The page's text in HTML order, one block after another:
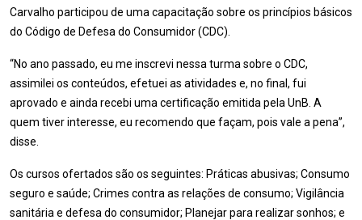
Carvalho participou de uma capacitação sobre os princípios básicos
do Código de Defesa do Consumidor (CDC).
“No ano passado, eu me inscrevi nessa turma sobre o CDC,
assimilei os conteúdos, efetuei as atividades e, no final, fui
aprovado e ainda recebi uma certificação emitida pela UnB. A
quem tiver interesse, eu recomendo que façam, pois vale a pena”,
disse.
Os cursos ofertados são os seguintes: Práticas abusivas; Consumo
seguro e saúde; Crimes contra as relações de consumo; Vigilância
sanitária e defesa do consumidor; Planejar para realizar sonhos; e